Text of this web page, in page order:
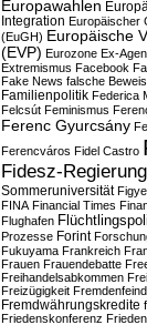
Europawahlen
Integration Europäischer
(EuGH) Europäische
(EVP) Eurozone Ex-
Extremismus Facebook
Fake News falsche
Familienpolitik Federica
Felcsút Feminismus
Ferenc Gyurcsány
Ferencváros Fidel Castro
Fidesz-Regierung
Sommeruniversität
FINA Financial Times
Flughafen
Prozesse Forint
Fukuyama Frankreich
Frauen Frauendebatte
Freihandelsabkommen
Freizügigkeit
Fremdwährungskredite
Friedenskonferenz